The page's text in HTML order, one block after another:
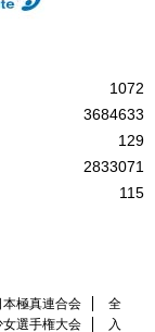
1072
3684633
129
2833071
115
本極真連合会
全
選手権大会
入